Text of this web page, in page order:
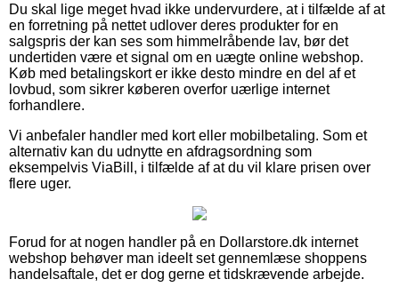
Du skal lige meget hvad ikke undervurdere, at i tilfælde af at
en forretning på nettet udlover deres produkter for en
salgspris der kan ses som himmelråbende lav, bør det
undertiden være et signal om en uægte online webshop.
Køb med betalingskort er ikke desto mindre en del af et
lovbud, som sikrer køberen overfor uærlige internet
forhandlere.
Vi anbefaler handler med kort eller mobilbetaling. Som et
alternativ kan du udnytte en afdragsordning som
eksempelvis ViaBill, i tilfælde af at du vil klare prisen over
flere uger.
Forud for at nogen handler på en Dollarstore.dk internet
webshop behøver man ideelt set gennemlæse shoppens
handelsaftale, det er dog gerne et tidskrævende arbejde.